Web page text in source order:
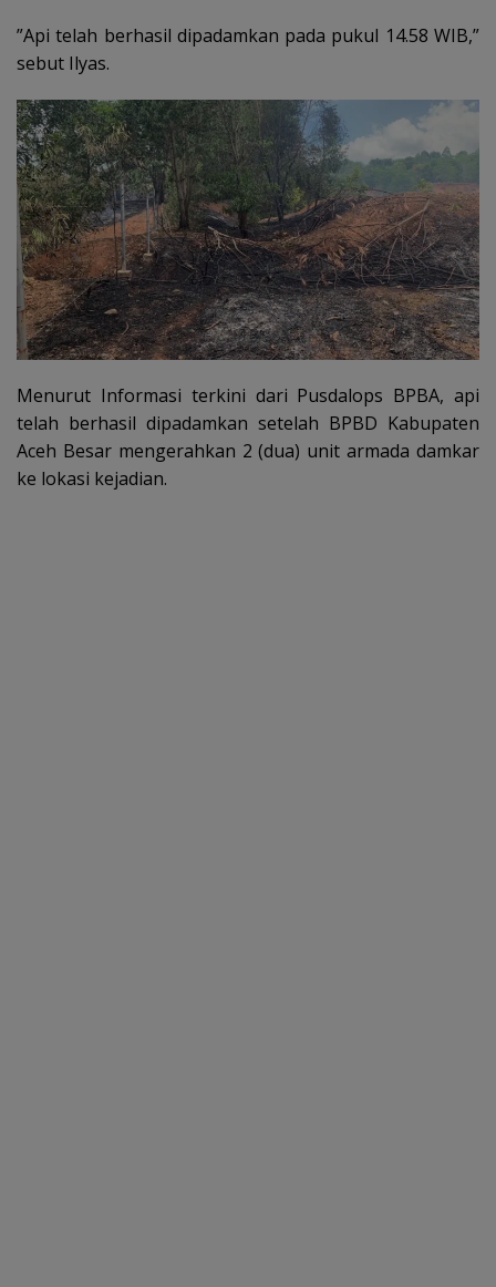
”Api telah berhasil dipadamkan pada pukul 14.58 WIB,”
sebut Ilyas.
Menurut Informasi terkini dari Pusdalops BPBA, api
telah berhasil dipadamkan setelah BPBD Kabupaten
Aceh Besar mengerahkan 2 (dua) unit armada damkar
ke lokasi kejadian.